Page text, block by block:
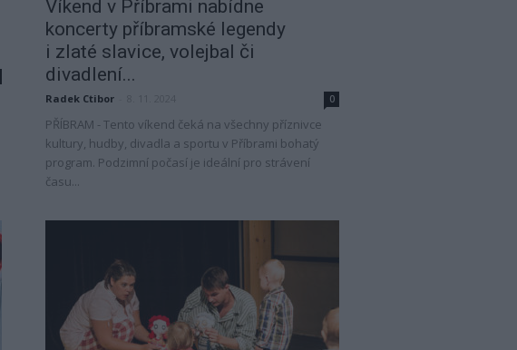
Víkend v Příbrami nabídne
koncerty příbramské legendy
i zlaté slavice, volejbal či
divadlení...
Radek Ctibor 0
PŘÍBRAM - Tento víkend čeká na všechny příznivce
kultury, hudby, divadla a sportu v Příbrami bohatý
program. Podzimní počasí je ideální pro strávení
času...